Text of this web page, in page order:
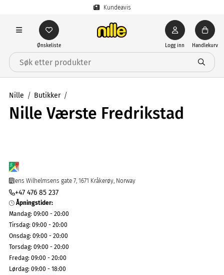
Kundeavis
Ønskeliste Logg inn Handlekurv
Nille Butikker
Nille Værste Fredrikstad
Jens Wilhelmsens gate 7, 1671 Kråkerøy, Norway
+47 476 85 237
Åpningstider:
Mandag: 09:00 - 20:00
Tirsdag: 09:00 - 20:00
Onsdag: 09:00 - 20:00
Torsdag: 09:00 - 20:00
Fredag: 09:00 - 20:00
Lørdag: 09:00 - 18:00